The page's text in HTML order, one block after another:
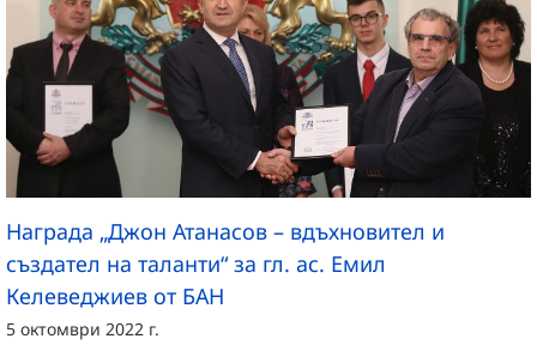
Награда „Джон Атанасов – вдъхновител и
създател на таланти“ за гл. ас. Емил
Келеведжиев от БАН
5 октомври 2022 г.